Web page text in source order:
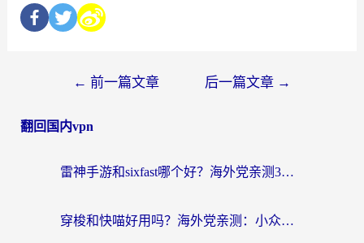
← 前一篇文章 后一篇文章 →
翻回国内vpn
雷神手游和sixfast哪个好？海外党亲测3款回国加速器，教你选对不踩坑
穿梭和快喵好用吗？海外党亲测：小众加速器对比+番茄加速器深度体验